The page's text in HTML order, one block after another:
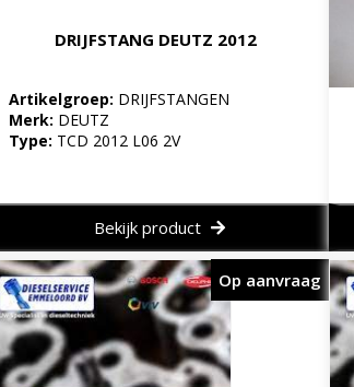
DRIJFSTANG DEUTZ 2012
Artikelgroep: DRIJFSTANGEN
Merk: DEUTZ
Type: TCD 2012 L06 2V
Bekijk product
Op aanvraag